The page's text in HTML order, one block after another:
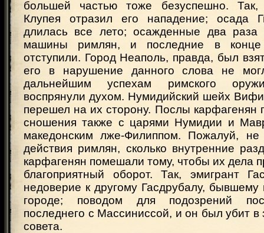
большей частью тоже безуспешно. Так,
Клупея отразил его нападение; осада
длилась все лето; осажденные два раза
машины римлян, и последние в конце
отступили. Город Неаполь, правда, был
его в нарушение данного слова не
дальнейшим успехам римского
воспрянули духом. Нумидийский шейх
перешел на их сторону. Послы карфагенян
сношения также с царями Нумидии и
македонским лже-Филиппом. Пожалуй, не
действия римлян, сколько внутренние
карфагенян помешали тому, чтобы их дела
благоприятный оборот. Так, эмигрант
недоверие к другому Гасдрубалу, бывшему
городе; поводом для подозрений
последнего с Массиниссой, и он был убит в
совета.